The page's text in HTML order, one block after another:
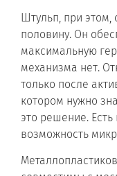
Штульп, при этом,
половину. Он
максимальную
механизма нет.
только после
котором нужно
это решение.
возможность